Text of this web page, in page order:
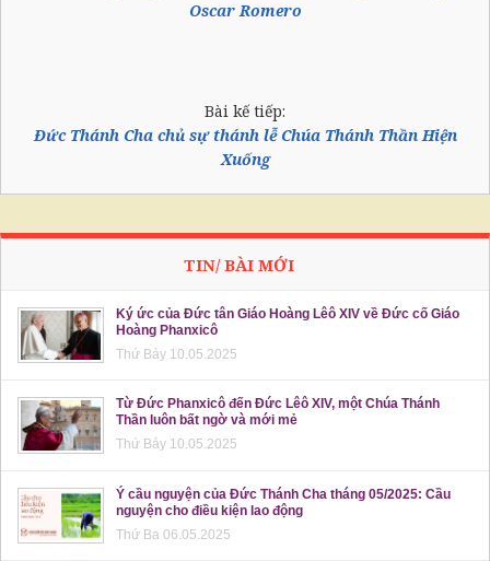
Oscar Romero
Bài kế tiếp:
Đức Thánh Cha chủ sự thánh lễ Chúa Thánh Thần Hiện
Xuống
TIN/ BÀI MỚI
Ký ức của Đức tân Giáo Hoàng Lêô XIV về Đức cố Giáo
Hoàng Phanxicô
Thứ Bảy 10.05.2025
Từ Đức Phanxicô đến Đức Lêô XIV, một Chúa Thánh
Thần luôn bất ngờ và mới mẻ
Thứ Bảy 10.05.2025
Ý cầu nguyện của Đức Thánh Cha tháng 05/2025: Cầu
nguyện cho điều kiện lao động
Thứ Ba 06.05.2025